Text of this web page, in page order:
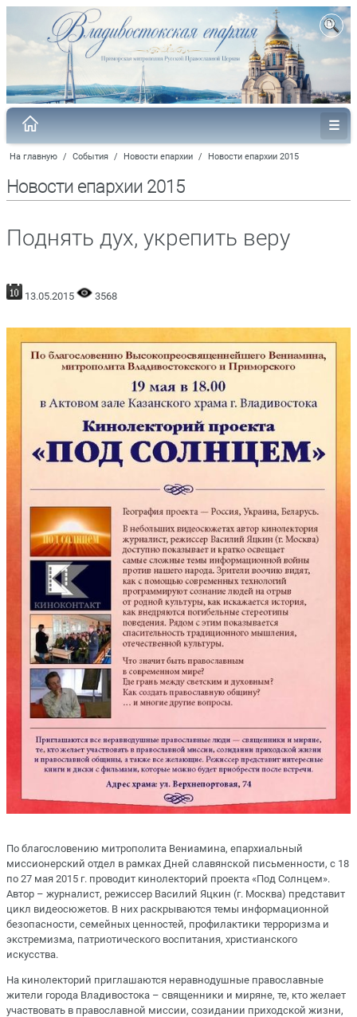
На главную / События / Новости епархии / Новости епархии 2015
Новости епархии 2015
Поднять дух, укрепить веру
13.05.2015 3568
По благословению митрополита Вениамина, епархиальный
миссионерский отдел в рамках Дней славянской письменности, с 18
по 27 мая 2015 г. проводит кинолекторий проекта «Под Солнцем».
Автор – журналист, режиссер Василий Яцкин (г. Москва) представит
цикл видеосюжетов. В них раскрываются темы информационной
безопасности, семейных ценностей, профилактики терроризма и
экстремизма, патриотического воспитания, христианского
искусства.
На кинолекторий приглашаются неравнодушные православные
жители города Владивостока – священники и миряне, те, кто желает
участвовать в православной миссии, созидании приходской жизни,